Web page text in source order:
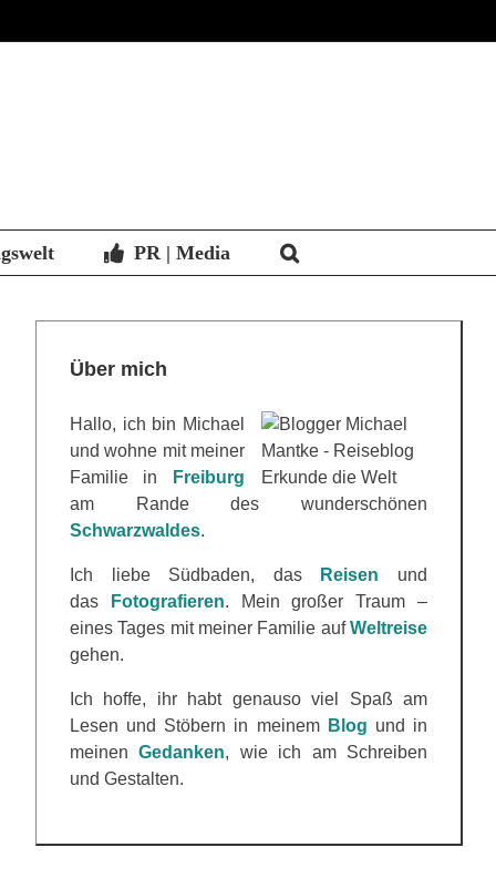
PR | Media
Über mich
Hallo, ich bin Michael
und wohne mit meiner
Familie in
Freiburg
am Rande des wunderschönen
Schwarzwaldes.
Ich liebe Südbaden, das Reisen und
das
Fotografieren. Mein großer Traum –
eines Tages mit meiner Familie aufWeltreise
gehen.
Ich hoffe, ihr habt genauso viel Spaß am
Lesen und Stöbern in meinem Blog und in
meinenGedanken, wie ich am Schreiben
und Gestalten.